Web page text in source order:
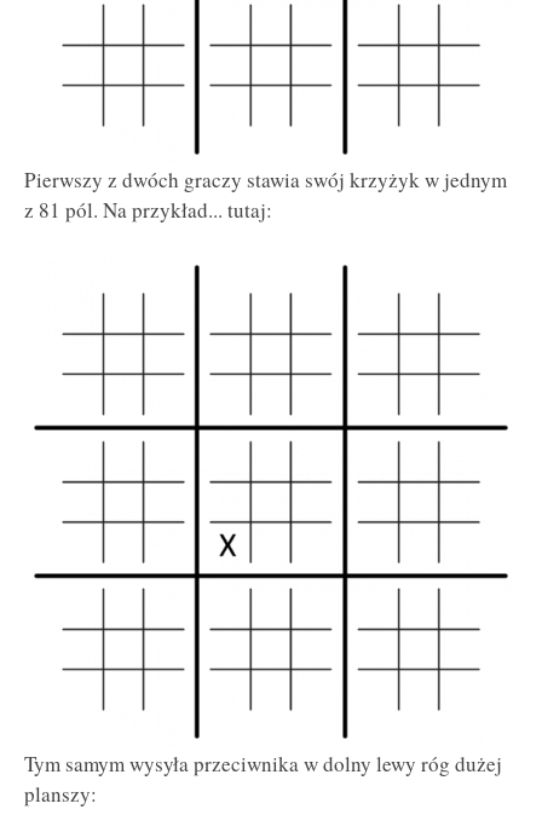
Pierwszy z dwóch graczy stawia swój krzyżyk w jednym
z 81 pól. Na przykład... tutaj:
Tym samym wysyła przeciwnika w dolny lewy róg dużej
planszy: